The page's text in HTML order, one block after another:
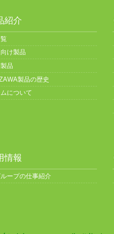
紹介
け製品
品
製品の歴史
について
情報
ープの仕事紹介